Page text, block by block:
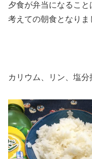
夕食が弁当になるこ
考えての朝食となりま
カリウム、リン、塩分